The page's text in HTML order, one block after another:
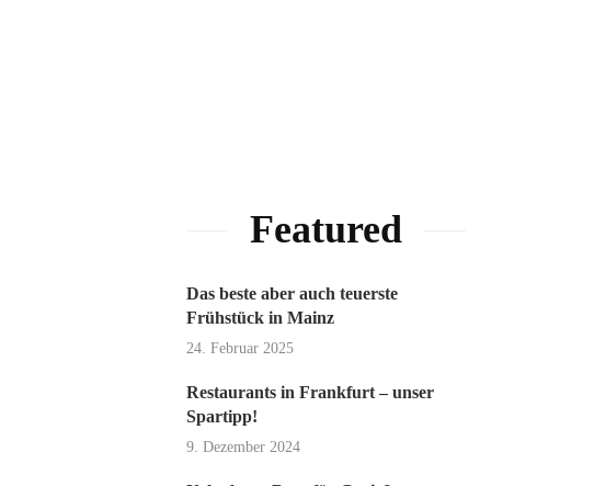
Featured
Das beste aber auch teuerste
Frühstück in Mainz
24. Februar 2025
Restaurants in Frankfurt – unser
Spartipp!
9. Dezember 2024